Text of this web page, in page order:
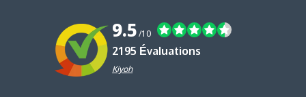
9.5/10
2195 Évaluations
Kiyoh